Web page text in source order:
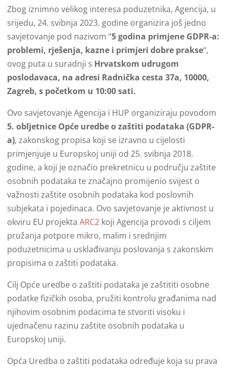
Zbog iznimno velikog interesa poduzetnika, Agencija, u
srijedu, 24. svibnja 2023. godine organizira još jedno
savjetovanje pod nazivom “5 godina primjene GDPR-a:
problemi, rješenja, kazne i primjeri dobre prakse“,
ovog puta u suradnji s Hrvatskom udrugom
poslodavaca, na adresi Radnička cesta 37a, 10000,
Zagreb, s početkom u 10:00 sati.
Ovo savjetovanje Agencija i HUP organiziraju povodom
5. obljetnice Opće uredbe o zaštiti podataka (GDPR-
a), zakonskog propisa koji se izravno u cijelosti
primjenjuje u Europskoj uniji od 25. svibnja 2018.
godine, a koji je označio prekretnicu u području zaštite
osobnih podataka te značajno promijenio svijest o
važnosti zaštite osobnih podataka kod poslovnih
subjekata i pojedinaca. Ovo savjetovanje je aktivnost u
okviru EU projekta ARC2 koji Agencija provodi s ciljem
pružanja potpore mikro, malim i srednjim
poduzetnicima u usklađivanju poslovanja s zakonskim
propisima o zaštiti podataka.
Cilj Opće uredbe o zaštiti podataka je zaštititi osobne
podatke fizičkih osoba, pružiti kontrolu građanima nad
njihovim osobnim podacima te stvoriti visoku i
ujednačenu razinu zaštite osobnih podataka u
Europskoj uniji.
Opća Uredba o zaštiti podataka određuje koja su prava